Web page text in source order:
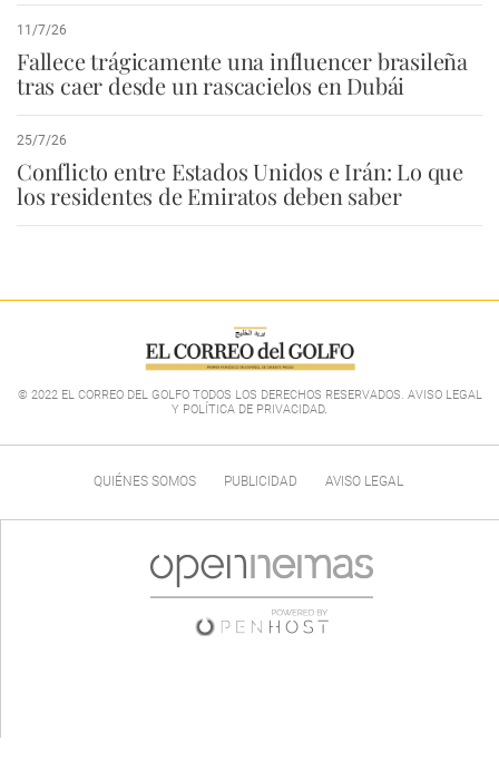
11/7/26
Fallece trágicamente una influencer brasileña
tras caer desde un rascacielos en Dubái
25/7/26
Conflicto entre Estados Unidos e Irán: Lo que
los residentes de Emiratos deben saber
© 2022 EL CORREO DEL GOLFO TODOS LOS DERECHOS RESERVADOS. AVISO LEGAL
Y POLÍTICA DE PRIVACIDAD.
QUIÉNES SOMOS PUBLICIDAD AVISO LEGAL